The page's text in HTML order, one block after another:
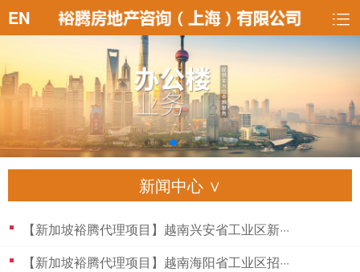
EN
新闻中心 ∨
【新加坡裕腾代理项目】越南兴安省工业区新···
【新加坡裕腾代理项目】越南海阳省工业区招···